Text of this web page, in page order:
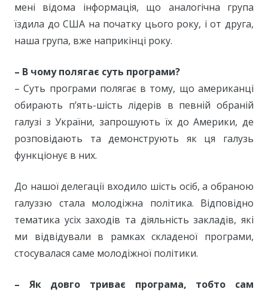
мені відома інформація, що аналогічна група
їздила до США на початку цього року, і от друга,
наша група, вже наприкінці року.
– В чому полягає суть програми?
– Суть програми полягає в тому, що американці
обирають п’ять-шість лідерів в певній обраній
галузі з України, запрошують їх до Америки, де
розповідають та демонструють як ця галузь
функціонує в них.
До нашої делегації входило шість осіб, а обраною
галуззю стала молодіжна політика. Відповідно
тематика усіх заходів та діяльність закладів, які
ми відвідували в рамках складеної програми,
стосувалася саме молодіжної політики.
– Як довго триває програма, тобто сам